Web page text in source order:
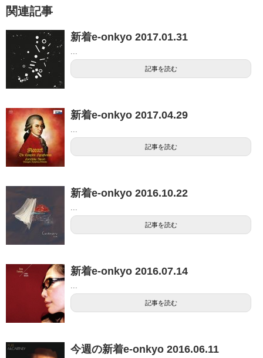
関連記事
新着e-onkyo 2017.01.31
記事を読む
新着e-onkyo 2017.04.29
記事を読む
新着e-onkyo 2016.10.22
記事を読む
新着e-onkyo 2016.07.14
記事を読む
今週の新着e-onkyo 2016.06.11